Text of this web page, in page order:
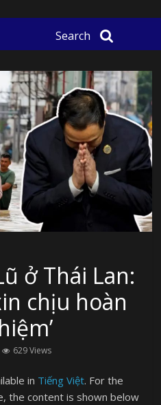
Search
ở Thái Lan:
chịu hoàn
629 Views
in Tiếng Việt. For the
the content is shown below